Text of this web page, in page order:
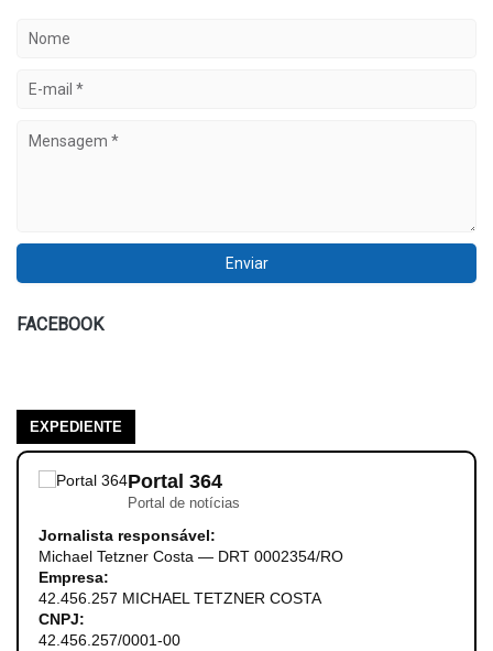
FACEBOOK
EXPEDIENTE
Portal 364
Portal de notícias
Jornalista responsável:
Michael Tetzner Costa — DRT 0002354/RO
Empresa:
42.456.257 MICHAEL TETZNER COSTA
CNPJ:
42.456.257/0001-00